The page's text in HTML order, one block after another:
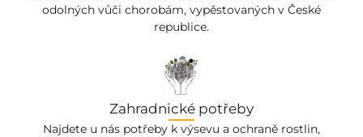
odolných vůči chorobám, vypěstovaných v České
republice.
Zahradnické potřeby
Najdete u nás potřeby k výsevu a ochraně rostlin,